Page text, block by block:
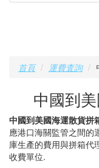
首頁 運費査詢
中國到
中國到美國海運散貨拼
應港口海關監管之間的
庫生產的費用與拼箱代
收費單位.